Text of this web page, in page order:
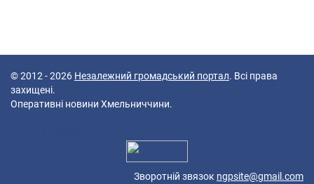
© 2012 - 2026 Незалежний громадський портал. Всі права
захищені.
Оперативні новини Хмельниччини.
Зворотній звязок ngpsite@gmail.com